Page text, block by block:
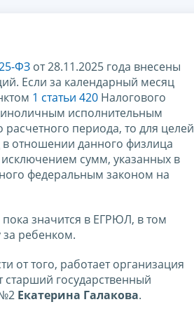
ФЗ от 28.11.2025 года внесены
Если за календарный месяц
1 статьи 420 Налогового
исполнительным
периода, то для целей
в отношении данного физлица
исключением сумм, указанных в
федеральным законом на
значится в ЕГРЮЛ, в том
ребенком.
от того, работает организация
старший государственный
Екатерина Галакова.